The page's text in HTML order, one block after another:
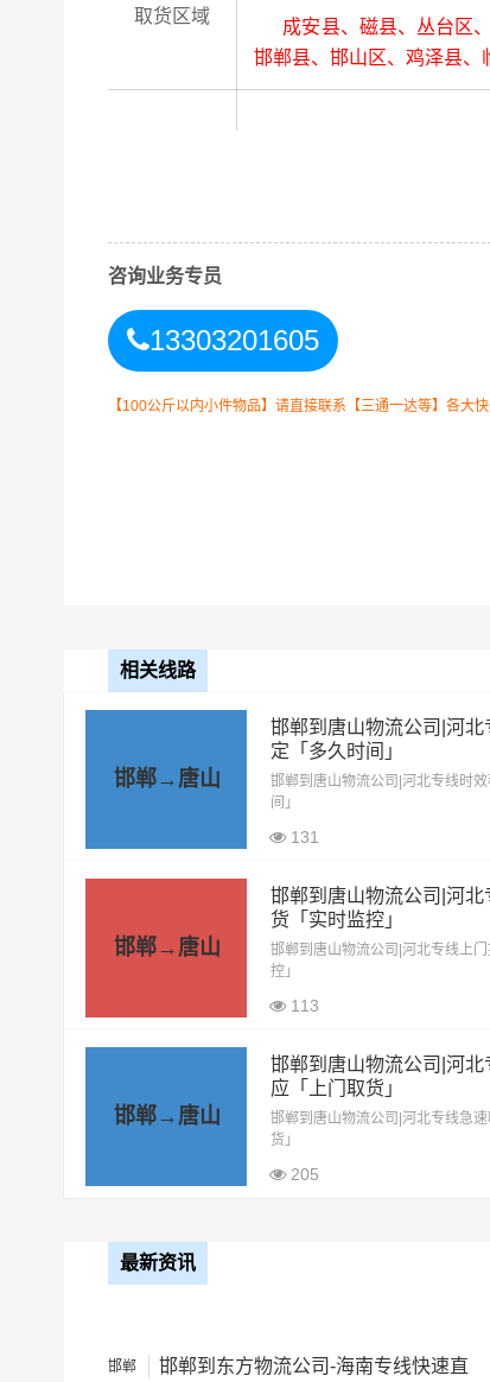
取货区域
成安县、磁县、丛台区、
邯郸县、邯山区、鸡泽县、
备注
要结合实际您的需
邯郸到唐山物流公司整车运输收费标准
9.6米高栏
8.5元
17.5米平板 10.5元
整车运输价格计算方式通
根据货物类型选择合适车型
车型
小面包车
中型面包车
咨询业务专员
13303201605
【100公斤以内小件物品】请直接联系【三通一达等】各大
相关线路
邯郸→唐山
邯郸到唐山物流公司|河北
定「多久时间」
邯郸到唐山物流公司|河北专线时
间」
131
邯郸→唐山
邯郸到唐山物流公司|河北
货「实时监控」
邯郸到唐山物流公司|河北专线上
控」
113
邯郸→唐山
邯郸到唐山物流公司|河北
应「上门取货」
邯郸到唐山物流公司|河北专线急
货」
205
最新资讯
邯郸
邯郸到东方物流公司-海南专线快速直